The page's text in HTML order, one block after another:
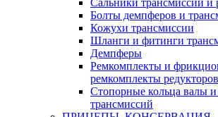
Сальники трансмиссий и
Болты демпферов и
Кожухи трансмиссии
Шланги и фитинги
Демпферы
Ремкомплекты и
ремкомплекты редукторов
Стопорные кольца валы
трансмиссий